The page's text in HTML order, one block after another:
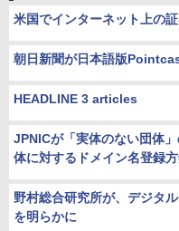
米国でインターネット上の
朝日新聞が日本語版
HEADLINE 3 articles
JPNICが「実体のない団体
体に対するドメイン名登録
野村総合研究所が、デジタ
を明らかに